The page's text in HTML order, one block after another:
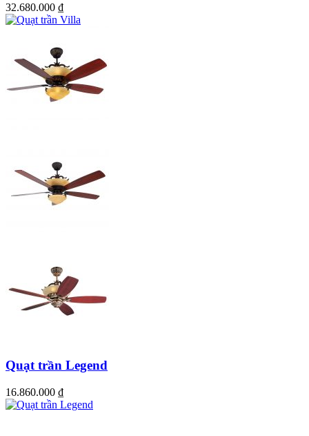
Ty và bát ốp quạt bằng chất liệu thép không gỉ, sơn tĩnh điện màu
ĐIỀU KHIỂN TỪ XA 6 TỐC ĐỘ GIÓ
32.680.000 ₫
Quạt trần Legend
16.860.000 ₫